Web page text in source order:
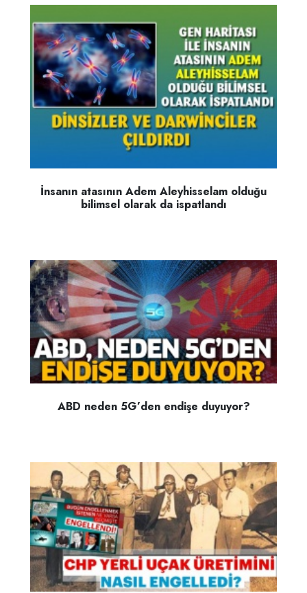
İnsanın atasının Adem Aleyhisselam olduğu
bilimsel olarak da ispatlandı
ABD neden 5G’den endişe duyuyor?